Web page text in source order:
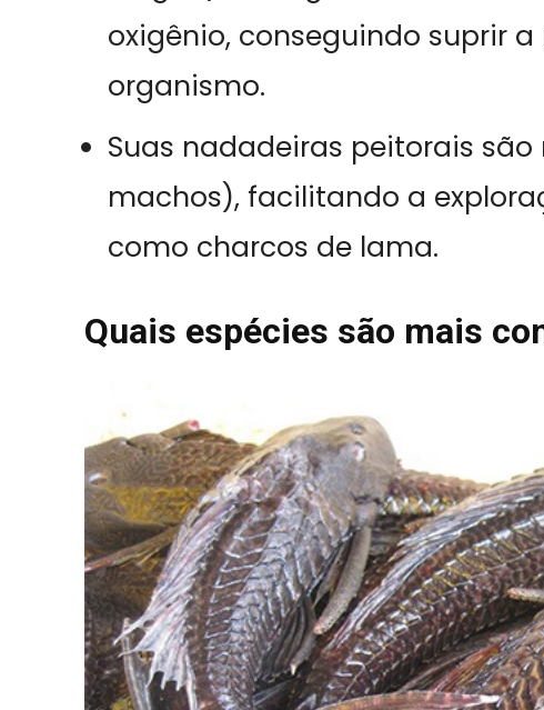
oxigênio, conseguindo suprir
organismo.
Suas nadadeiras peitorais
machos), facilitando a
como charcos de lama.
Quais espécies são mais